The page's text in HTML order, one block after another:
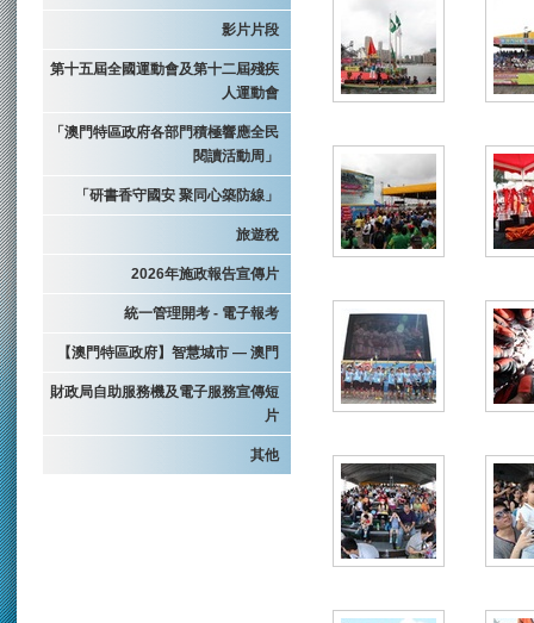
影片片段
第十五屆全國運動會及第十二屆殘疾
人運動會
「澳門特區政府各部門積極響應全民
閱讀活動周」
「研書香守國安 聚同心築防線」
旅遊稅
2026年施政報告宣傳片
統一管理開考 - 電子報考
【澳門特區政府】智慧城市 — 澳門
財政局自助服務機及電子服務宣傳短
片
其他